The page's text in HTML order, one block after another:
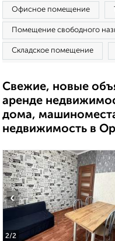
Офисное помещение
Помещение свободного
Складское помещение
Свежие, новые
аренде
дома,
недвижимость в
2/2
‹